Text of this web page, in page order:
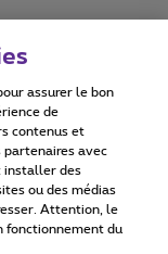
statement
assurer le bon
de
contenus et
partenaires avec
installer des
ou des médias
Attention, le
fonctionnement du